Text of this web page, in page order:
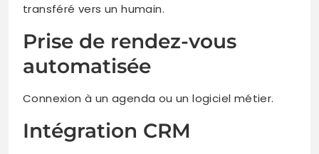
transféré vers un humain.
Prise de rendez-vous
automatisée
Connexion à un agenda ou un logiciel métier.
Intégration CRM